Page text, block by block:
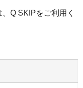
Q SKIPをご利用く